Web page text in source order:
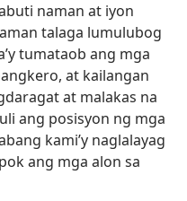
naman at iyon
talaga lumulubog
tumataob ang mga
at kailangan
at malakas na
ang posisyon ng mga
kami’y naglalayag
ang mga alon sa